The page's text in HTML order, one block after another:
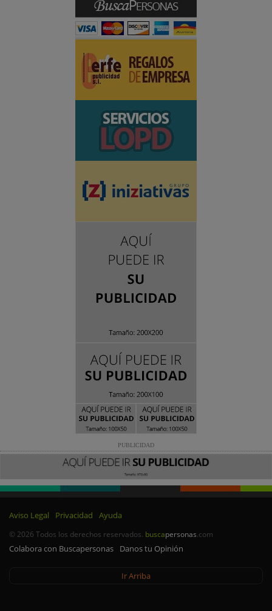
PUBLICIDAD
Aviso Legal Privacidad Ayuda
© 2026 Todos los derechos reservados. buscapersonas.com
Colabora con Buscapersonas Danos tu Opinión
Ir Arriba